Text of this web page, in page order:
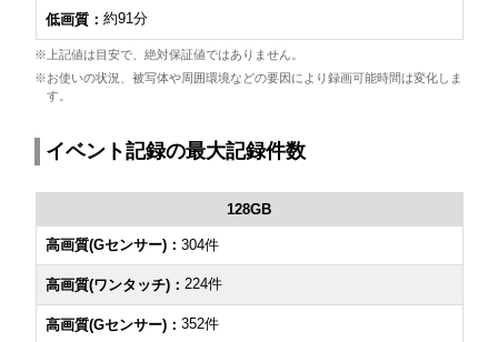
約91分
※上記値は目安で、絶対保証値ではありません。
※お使いの状況、被写体や周囲環境などの要因により録画可能時間は変化しま
す。
イベント記録の最大記録件数
128GB
304件
224件
352件